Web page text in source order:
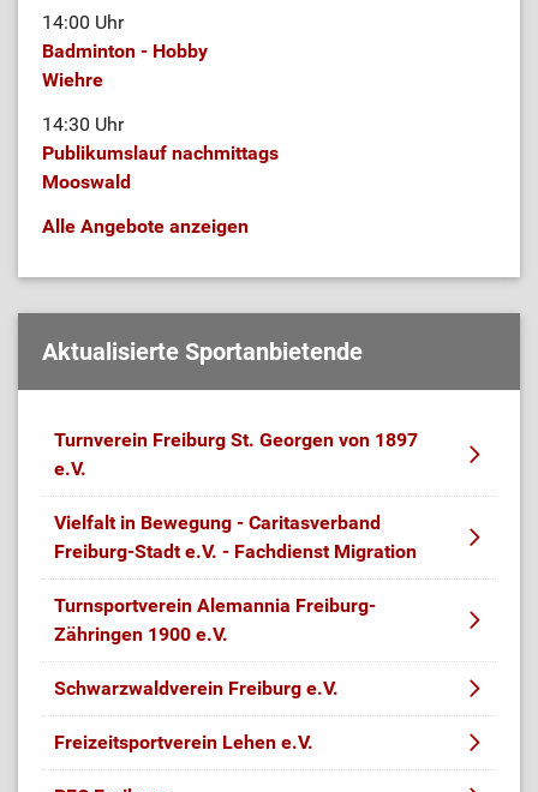
14:00 Uhr
Badminton - Hobby
Wiehre
14:30 Uhr
Publikumslauf nachmittags
Mooswald
Alle Angebote anzeigen
Aktualisierte Sportanbietende
Turnverein Freiburg St. Georgen von 1897
e.V.
Vielfalt in Bewegung - Caritasverband
Freiburg-Stadt e.V. - Fachdienst Migration
Turnsportverein Alemannia Freiburg-
Zähringen 1900 e.V.
Schwarzwaldverein Freiburg e.V.
Freizeitsportverein Lehen e.V.